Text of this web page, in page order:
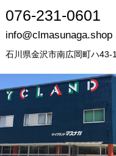
076-231-0601
info@clmasunaga.shop
石川県金沢市南広岡町ハ43-1